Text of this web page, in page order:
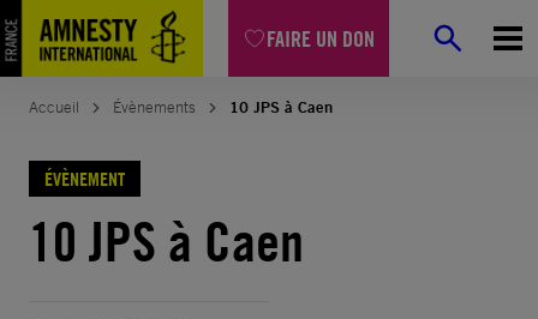
FAIRE UN DON
Accueil Évènements 10 JPS à Caen
ÉVÈNEMENT
10 JPS à Caen